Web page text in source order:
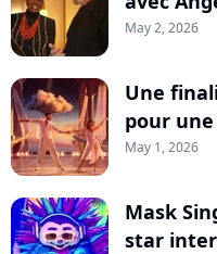
May 2, 2026
Une
pour
May 1, 2026
Mask
star